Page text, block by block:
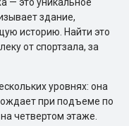
здание,
историю. Найти это
от спортзала, за
уровнях: она
при подъеме по
четвертом этаже.